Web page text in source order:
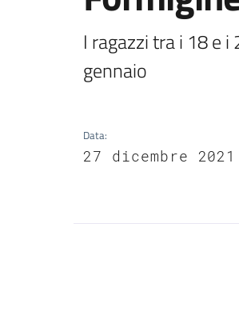
I ragazzi tra i 18 e
gennaio
Data:
27 dicembre 2021